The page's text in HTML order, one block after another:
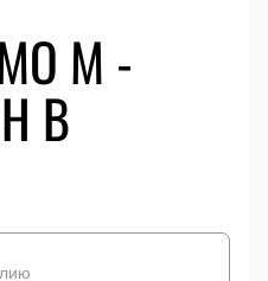
М -
В